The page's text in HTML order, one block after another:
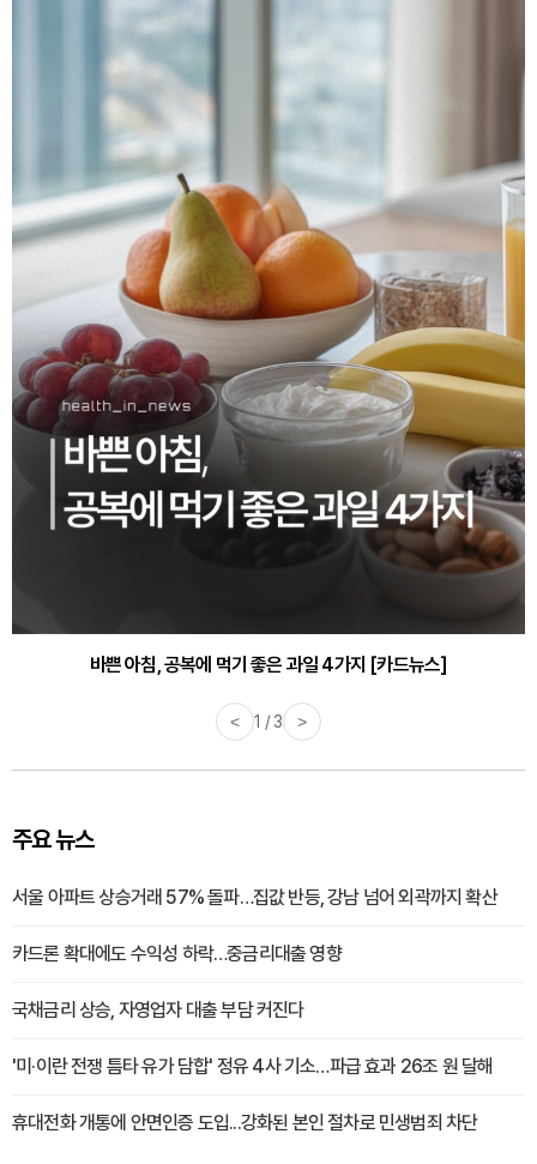
바쁜 아침, 공복에 먹기 좋은 과일 4가지 [카드뉴스]
< 1 / 3 >
주요 뉴스
서울 아파트 상승거래 57% 돌파…집값 반등, 강남 넘어 외곽까지 확산
카드론 확대에도 수익성 하락…중금리대출 영향
국채금리 상승, 자영업자 대출 부담 커진다
'미·이란 전쟁 틈타 유가 담합' 정유 4사 기소…파급 효과 26조 원 달해
휴대전화 개통에 안면인증 도입...강화된 본인 절차로 민생범죄 차단